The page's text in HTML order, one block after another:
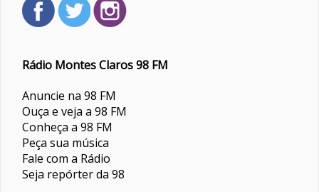
Rádio Montes Claros 98 FM
Anuncie na 98 FM
Ouça e veja a 98 FM
Conheça a 98 FM
Peça sua música
Fale com a Rádio
Seja repórter da 98